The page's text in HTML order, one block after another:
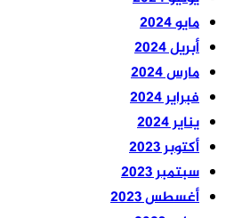
مايو 2024
أبريل 2024
مارس 2024
فبراير 2024
يناير 2024
أكتوبر 2023
سبتمبر 2023
أغسطس 2023